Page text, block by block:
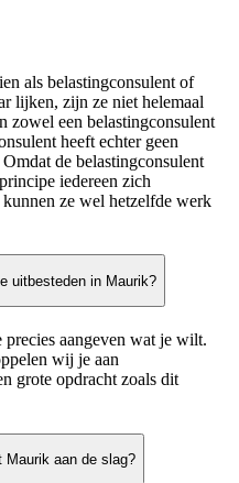
als belastingconsulent of
lijken, zijn ze niet helemaal
zowel een belastingconsulent
heeft echter geen
de belastingconsulent
iedereen zich
ze wel hetzelfde werk
uitbesteden in Maurik?
aangeven wat je wilt.
wij je aan
grote opdracht zoals dit
Maurik aan de slag?